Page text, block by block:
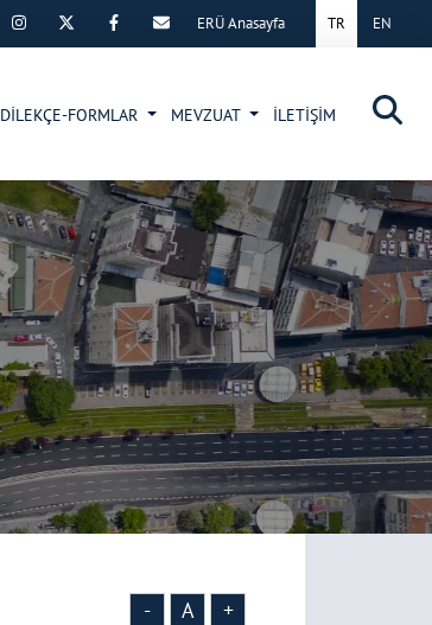
×
TR EN
ERÜ Anasayfa
DİLEKÇE-FORMLAR MEVZUAT İLETİŞİM
- A +